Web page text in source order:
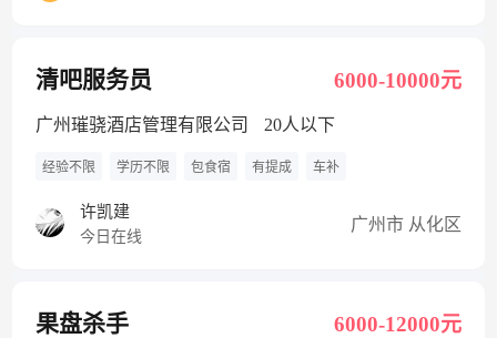
清吧服务员 6000-10000元
广州璀骁酒店管理有限公司 20人以下
经验不限 学历不限 包食宿 有提成 车补
许凯建
今日在线
广州市 从化区
果盘杀手 6000-12000元